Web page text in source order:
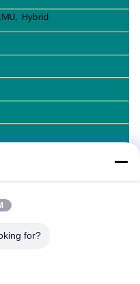
for?